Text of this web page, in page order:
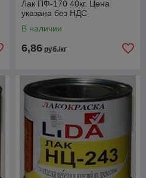
Лак ПФ-170 40кг. Цена
указана без НДС
В наличии
6,86 руб./кг